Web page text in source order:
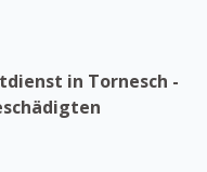
in Tornesch -